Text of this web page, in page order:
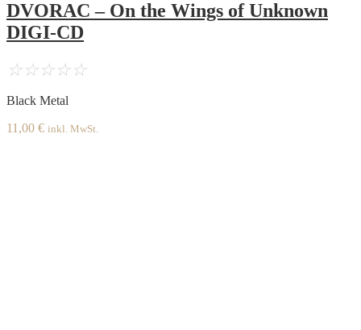
DVORAC – On the Wings of Unknown
DIGI-CD
☆☆☆☆☆
Black Metal
11,00 € inkl. MwSt.